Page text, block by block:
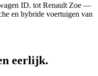
ID. tot Renault Zoe —
en hybride voertuigen van
eerlijk.